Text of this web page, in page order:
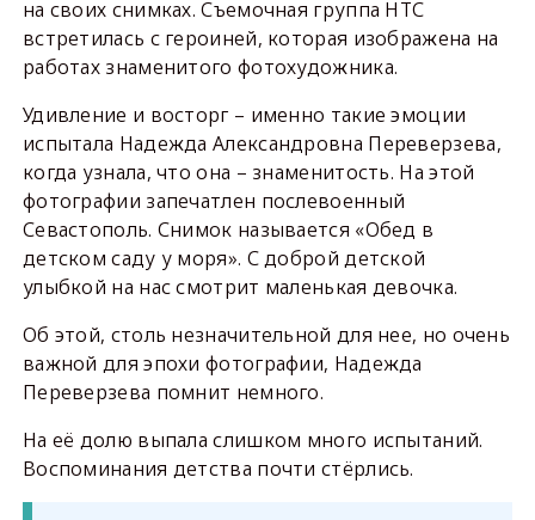
на своих снимках. Съемочная группа НТС
встретилась с героиней, которая изображена на
работах знаменитого фотохудожника.
Удивление и восторг – именно такие эмоции
испытала Надежда Александровна Переверзева,
когда узнала, что она – знаменитость. На этой
фотографии запечатлен послевоенный
Севастополь. Снимок называется «Обед в
детском саду у моря». С доброй детской
улыбкой на нас смотрит маленькая девочка.
Об этой, столь незначительной для нее, но очень
важной для эпохи фотографии, Надежда
Переверзева помнит немного.
На её долю выпала слишком много испытаний.
Воспоминания детства почти стёрлись.